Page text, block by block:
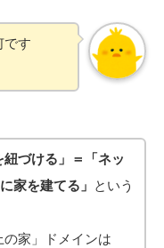
です
紐づける」＝「ネッ
家を建てる」 という
家」ドメインは